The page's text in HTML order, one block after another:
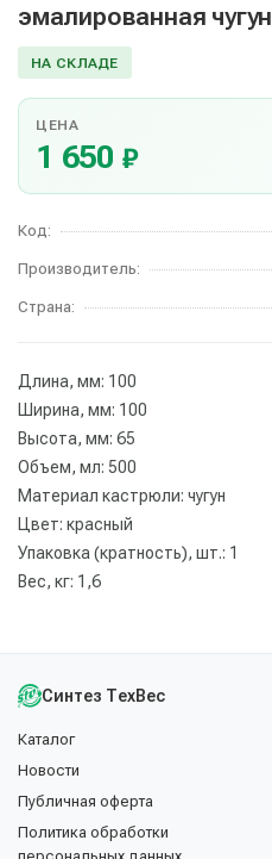
эмалированная чугун
НА СКЛАДЕ
ЦЕНА
1 650 ₽
Код:
Производитель:
Страна:
Длина, мм: 100
Ширина, мм: 100
Высота, мм: 65
Объем, мл: 500
Материал кастрюли: чугун
Цвет: красный
Упаковка (кратность), шт.: 1
Вес, кг: 1,6
Синтез ТехВес
Каталог
Новости
Публичная оферта
Политика обработки